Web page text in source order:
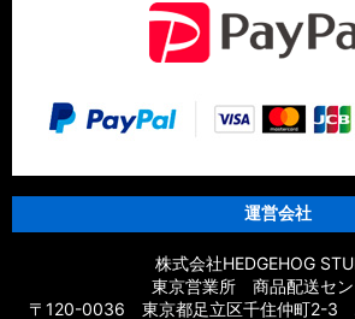
運営会社
株式会社HEDGEHOG
東京営業所 商品配送セン
〒120-0036 東京都足立区千住仲町2-3